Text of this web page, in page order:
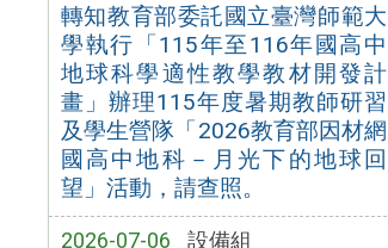
轉知教育部委託國立臺灣師範大
學執行「115年至116年國高中
地球科學適性教學教材開發計
畫」辦理115年度暑期教師研習
及學生營隊「2026教育部因材網
國高中地科－月光下的地球回
望」活動，請查照。
2026-07-06 設備組